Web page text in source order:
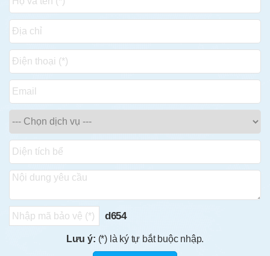
d654
Lưu ý: (*) là ký tự bắt buộc nhập.